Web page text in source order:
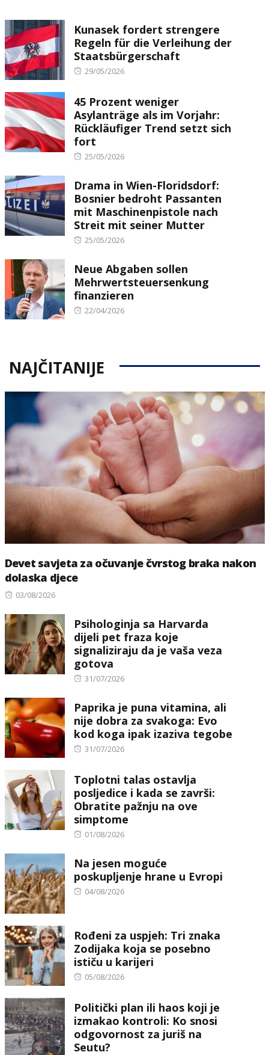
Kunasek fordert strengere
Regeln für die Verleihung der
Staatsbürgerschaft
Posted
29/05/2026
45 Prozent weniger
Asylanträge als im Vorjahr:
Rückläufiger Trend setzt sich
fort
Posted
25/05/2026
Drama in Wien-Floridsdorf:
Bosnier bedroht Passanten
mit Maschinenpistole nach
Streit mit seiner Mutter
Posted
25/05/2026
Neue Abgaben sollen
Mehrwertsteuersenkung
finanzieren
Posted
22/04/2026
NAJČITANIJE
Devet savjeta za očuvanje čvrstog braka nakon
dolaska djece
Posted
03/08/2026
Psihologinja sa Harvarda
dijeli pet fraza koje
signaliziraju da je vaša veza
gotova
Posted
31/07/2026
Paprika je puna vitamina, ali
nije dobra za svakoga: Evo
kod koga ipak izaziva tegobe
Posted
31/07/2026
Toplotni talas ostavlja
posljedice i kada se završi:
Obratite pažnju na ove
simptome
Posted
01/08/2026
Na jesen moguće
poskupljenje hrane u Evropi
Posted
04/08/2026
Rođeni za uspjeh: Tri znaka
Zodijaka koja se posebno
ističu u karijeri
Posted
05/08/2026
Politički plan ili haos koji je
izmakao kontroli: Ko snosi
odgovornost za juriš na
Seutu?